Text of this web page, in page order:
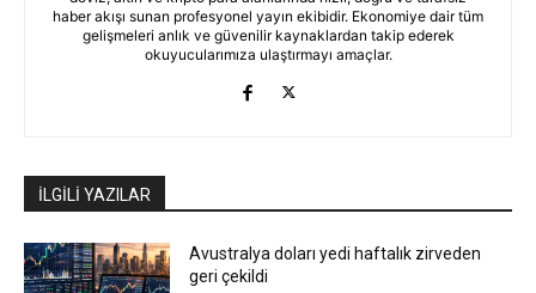
haber akışı sunan profesyonel yayın ekibidir. Ekonomiye dair tüm
gelişmeleri anlık ve güvenilir kaynaklardan takip ederek
okuyucularımıza ulaştırmayı amaçlar.
İLGİLİ YAZILAR
Avustralya doları yedi haftalık zirveden
geri çekildi